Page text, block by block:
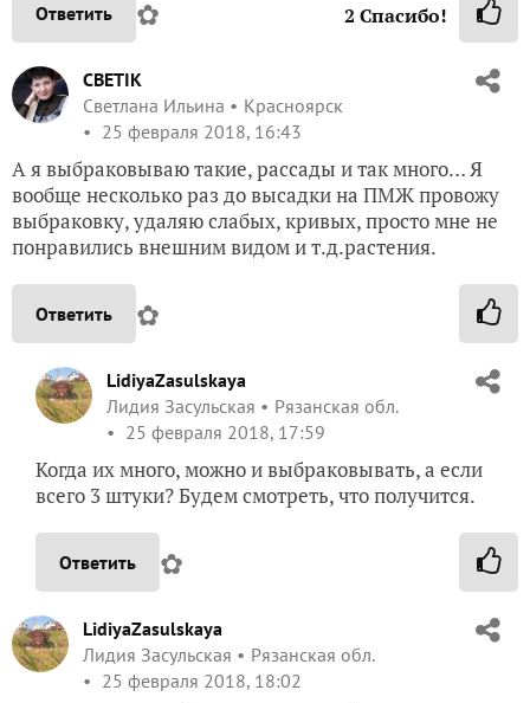
Ответить ✿ 2 Спасибо!
CBETIK
Светлана Ильина
Красноярск
25 февраля 2018, 16:43
А я выбраковываю такие, рассады и так много… Я
вообще несколько раз до высадки на ПМЖ провожу
выбраковку, удаляю слабых, кривых, просто мне не
понравились внешним видом и т.д.растения.
Ответить ✿
LidiyaZasulskaya
Лидия Засульская
Рязанская обл.
25 февраля 2018, 17:59
Когда их много, можно и выбраковывать, а если
всего 3 штуки? Будем смотреть, что получится.
Ответить ✿
LidiyaZasulskaya
Лидия Засульская
Рязанская обл.
25 февраля 2018, 18:02